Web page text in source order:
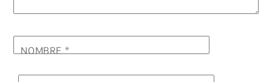
NOMBRE *